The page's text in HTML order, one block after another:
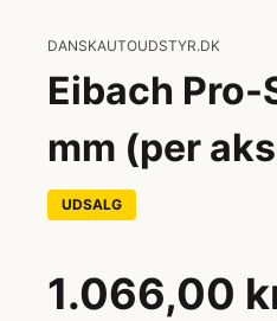
DANSKAUTOUDSTYR.DK
Eibach
mm (per
UDSALG
1.066,00